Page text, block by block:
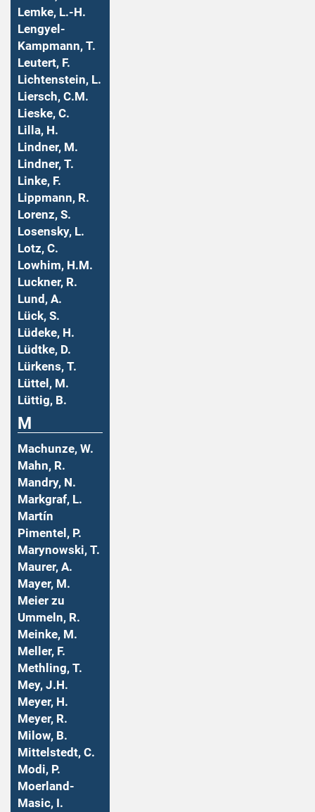
Lemke, L.-H.
Lengyel-
Kampmann, T.
Leutert, F.
Lichtenstein, L.
Liersch, C.M.
Lieske, C.
Lilla, H.
Lindner, M.
Lindner, T.
Linke, F.
Lippmann, R.
Lorenz, S.
Losensky, L.
Lotz, C.
Lowhim, H.M.
Luckner, R.
Lund, A.
Lück, S.
Lüdeke, H.
Lüdtke, D.
Lürkens, T.
Lüttel, M.
Lüttig, B.
M
Machunze, W.
Mahn, R.
Mandry, N.
Markgraf, L.
Martín
Pimentel, P.
Marynowski, T.
Maurer, A.
Mayer, M.
Meier zu
Ummeln, R.
Meinke, M.
Meller, F.
Methling, T.
Mey, J.H.
Meyer, H.
Meyer, R.
Milow, B.
Mittelstedt, C.
Modi, P.
Moerland-
Masic, I.